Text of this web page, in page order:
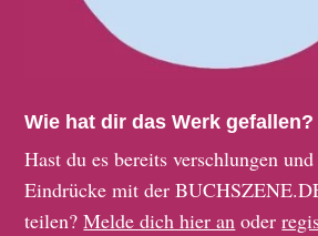
Wie hat dir das Werk gefallen?
Hast du es bereits verschlungen
Eindrücke mit der
teilen?Melde dich hier an oder